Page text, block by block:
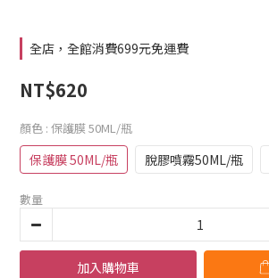
全店，全館消費699元免運費
NT$620
顏色 : 保護膜 50ML/瓶
保護膜 50ML/瓶 脫膠噴霧50ML/瓶
數量
加入購物車